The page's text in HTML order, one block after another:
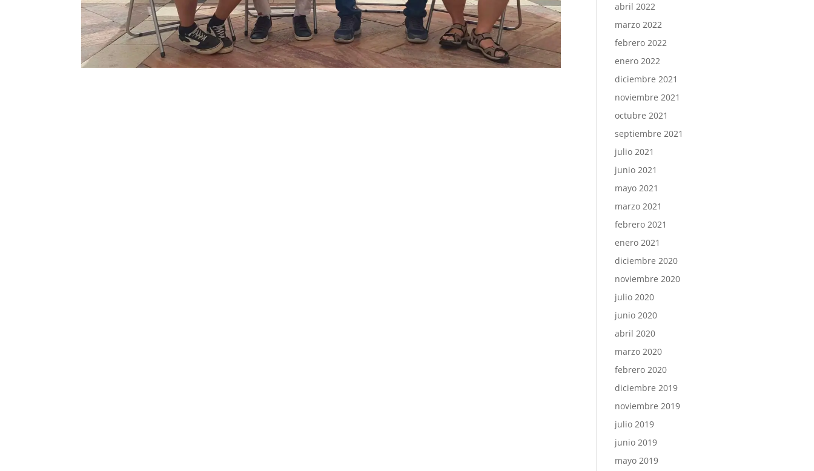
abril 2022
marzo 2022
febrero 2022
enero 2022
diciembre 2021
noviembre 2021
octubre 2021
septiembre 2021
julio 2021
junio 2021
mayo 2021
marzo 2021
febrero 2021
enero 2021
diciembre 2020
noviembre 2020
julio 2020
junio 2020
abril 2020
marzo 2020
febrero 2020
diciembre 2019
noviembre 2019
julio 2019
junio 2019
mayo 2019